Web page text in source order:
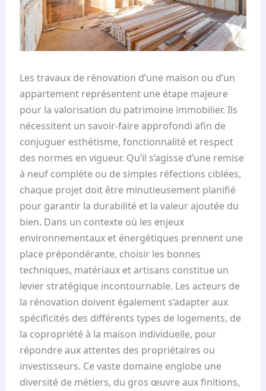
Les travaux de rénovation d’une maison ou d’un
appartement représentent une étape majeure
pour la valorisation du patrimoine immobilier. Ils
nécessitent un savoir-faire approfondi afin de
conjuguer esthétisme, fonctionnalité et respect
des normes en vigueur. Qu’il s’agisse d’une remise
à neuf complète ou de simples réfections ciblées,
chaque projet doit être minutieusement planifié
pour garantir la durabilité et la valeur ajoutée du
bien. Dans un contexte où les enjeux
environnementaux et énergétiques prennent une
place prépondérante, choisir les bonnes
techniques, matériaux et artisans constitue un
levier stratégique incontournable. Les acteurs de
la rénovation doivent également s’adapter aux
spécificités des différents types de logements, de
la copropriété à la maison individuelle, pour
répondre aux attentes des propriétaires ou
investisseurs. Ce vaste domaine englobe une
diversité de métiers, du gros œuvre aux finitions,